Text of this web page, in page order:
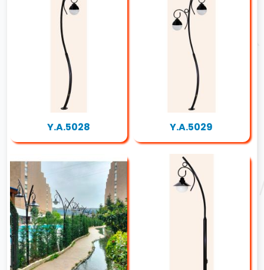
Y.A.5028 Y.A.5029